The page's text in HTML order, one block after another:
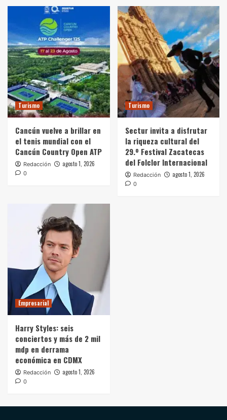
Turismo
Cancún vuelve a brillar en
el tenis mundial con el
Cancún Country Open ATP
Redacción agosto 1, 2026
0
Turismo
Sectur invita a disfrutar
la riqueza cultural del
29.º Festival Zacatecas
del Folclor Internacional
Redacción agosto 1, 2026
0
Empresarial
Harry Styles: seis
conciertos y más de 2 mil
mdp en derrama
económica en CDMX
Redacción agosto 1, 2026
0